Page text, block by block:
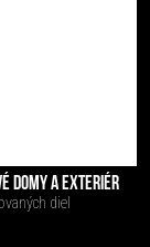
DOMY A EXTERIÉR
diel